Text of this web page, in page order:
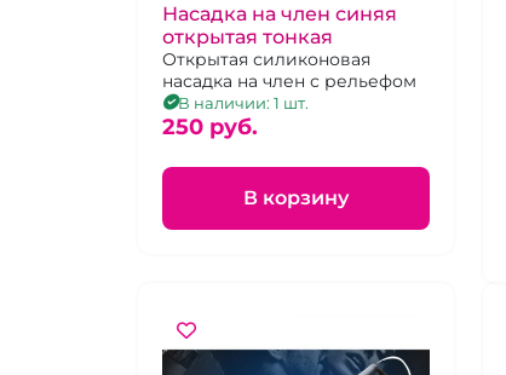
Насадка на член синяя
открытая тонкая
Открытая силиконовая
насадка на член с рельефом
В наличии: 1 шт.
250 pуб.
В корзину